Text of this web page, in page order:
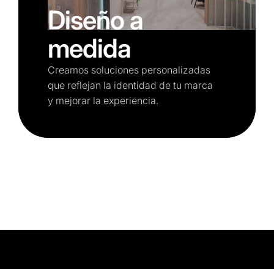
Diseño a
medida
Creamos soluciones personalizadas
que reflejan la identidad de tu marca
y mejorar la experiencia.